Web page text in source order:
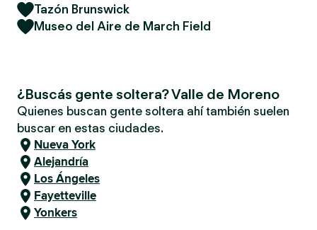
Tazón Brunswick
Museo del Aire de March Field
¿Buscás gente soltera? Valle de Moreno
Quienes buscan gente soltera ahí también suelen
buscar en estas ciudades.
Nueva York
Alejandría
Los Ángeles
Fayetteville
Yonkers